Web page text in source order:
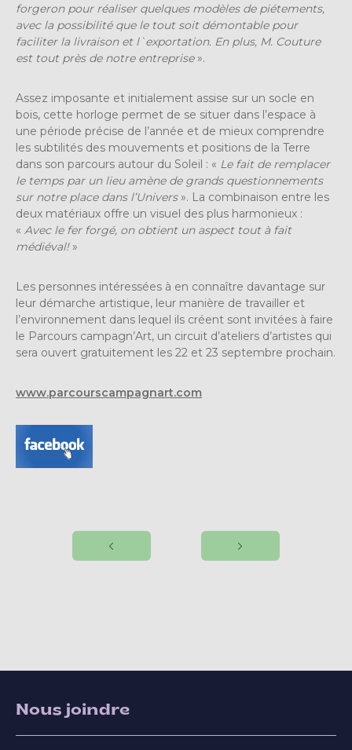
forgeron pour réaliser quelques modèles de piétements,
avec la possibilité que le tout soit démontable pour
faciliter la livraison et l`exportation. En plus, M. Couture
est tout près de notre entreprise».
Assez imposante et initialement assise sur un socle en
bois, cette horloge permet de se situer dans l’espace à
une période précise de l’année et de mieux comprendre
les subtilités des mouvements et positions de la Terre
dans son parcours autour du Soleil : « Le fait de remplacer
le temps par un lieu amène de grands questionnements
sur notre place dans l’Univers». La combinaison entre les
deux matériaux offre un visuel des plus harmonieux :
« Avec le fer forgé, on obtient un aspect tout à fait
médiéval!»
Les personnes intéressées à en connaître davantage sur
leur démarche artistique, leur manière de travailler et
l’environnement dans lequel ils créent sont invitées à faire
le Parcours campagn’Art, un circuit d’ateliers d’artistes qui
sera ouvert gratuitement les 22 et 23 septembre prochain.
www.parcourscampagnart.com
Nous joindre